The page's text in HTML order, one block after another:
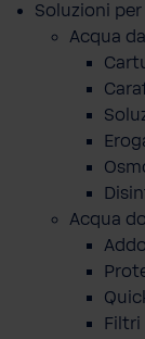
Soluzioni
Acqua
Acqua
Filtri